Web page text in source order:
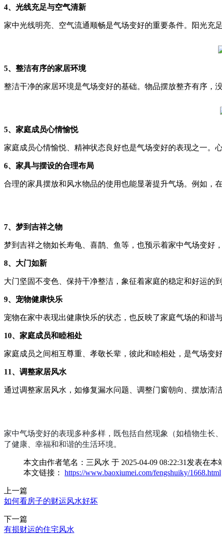
4、光线充足与空气清新
家中光线明亮、空气流通顺畅是气场变好的重要条件。阳光充
5、整洁有序的家居环境
整洁干净的家居环境是气场变好的基础。物品摆放整齐有序，
5、家庭成员心情愉悦
家庭成员心情愉悦、精神状态良好也是气场变好的表现之一。
6、家具与摆设的合理布局
合理的家具摆放和风水物品的使用也能显著提升气场。例如，
7、梦到吉祥之物
梦到吉祥之物如长寿龟、喜鹊、鱼等，也预示着家中气场变好
8、大门如新
大门坚固不变色、保持干净整洁，象征着家庭的稳定和好运的到
9、宠物健康快乐
宠物在家中表现出健康快乐的状态，也反映了家庭气场的和谐与
10、家庭成员和睦相处
家庭成员之间相互尊重、孝敬长辈，彼此和睦相处，是气场变好
11、调整家居风水
通过调整家居风水，如修复漏水问题、调整门窗朝向、摆放清
家中气场变好的表现多种多样，既包括自然现象（如植物生长
了健康、幸福和和谐的生活环境。
本文由作者笔名：三风水 于 2025-04-09 08:22:31发表在
本文链接： https://www.baoxiumei.com/fengshuiky/1668.html
上一篇
如何看房子的财运风水好坏
下一篇
有损财运的住宅风水